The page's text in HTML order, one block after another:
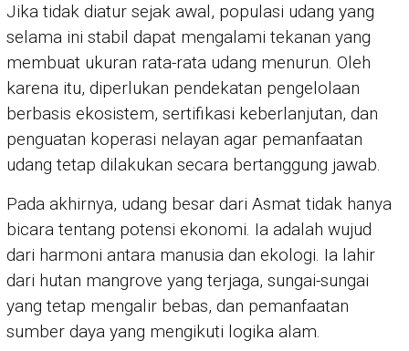
Jika tidak diatur sejak awal, populasi udang yang
selama ini stabil dapat mengalami tekanan yang
membuat ukuran rata-rata udang menurun. Oleh
karena itu, diperlukan pendekatan pengelolaan
berbasis ekosistem, sertifikasi keberlanjutan, dan
penguatan koperasi nelayan agar pemanfaatan
udang tetap dilakukan secara bertanggung jawab.
Pada akhirnya, udang besar dari Asmat tidak hanya
bicara tentang potensi ekonomi. Ia adalah wujud
dari harmoni antara manusia dan ekologi. Ia lahir
dari hutan mangrove yang terjaga, sungai-sungai
yang tetap mengalir bebas, dan pemanfaatan
sumber daya yang mengikuti logika alam.